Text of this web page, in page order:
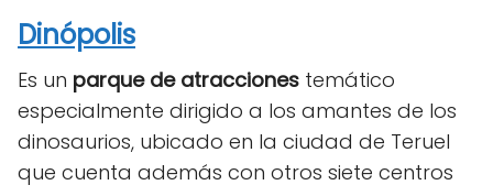
Dinópolis
Es un parque de atracciones temático
especialmente dirigido a los amantes de los
dinosaurios, ubicado en la ciudad de Teruel
que cuenta además con otros siete centros